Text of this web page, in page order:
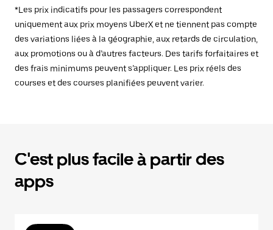
*Les prix indicatifs pour les passagers correspondent
uniquement aux prix moyens UberX et ne tiennent pas compte
des variations liées à la géographie, aux retards de circulation,
aux promotions ou à d’autres facteurs. Des tarifs forfaitaires et
des frais minimums peuvent s’appliquer. Les prix réels des
courses et des courses planifiées peuvent varier.
C'est plus facile à partir des
apps